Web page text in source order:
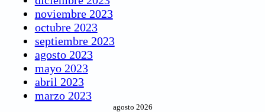
noviembre 2023
octubre 2023
septiembre 2023
agosto 2023
mayo 2023
abril 2023
marzo 2023
agosto 2026